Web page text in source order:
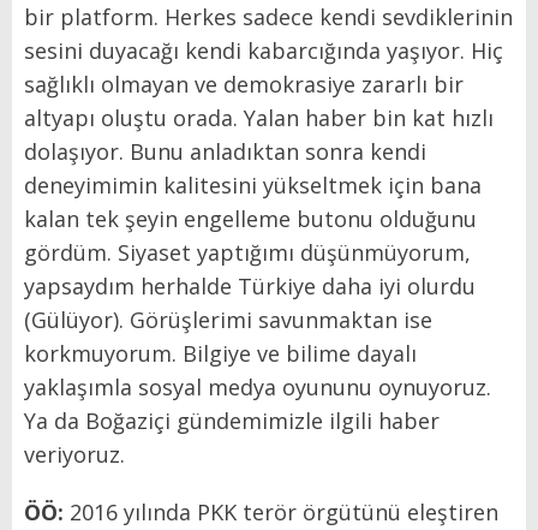
bir platform. Herkes sadece kendi sevdiklerinin
sesini duyacağı kendi kabarcığında yaşıyor. Hiç
sağlıklı olmayan ve demokrasiye zararlı bir
altyapı oluştu orada. Yalan haber bin kat hızlı
dolaşıyor. Bunu anladıktan sonra kendi
deneyimimin kalitesini yükseltmek için bana
kalan tek şeyin engelleme butonu olduğunu
gördüm. Siyaset yaptığımı düşünmüyorum,
yapsaydım herhalde Türkiye daha iyi olurdu
(Gülüyor). Görüşlerimi savunmaktan ise
korkmuyorum. Bilgiye ve bilime dayalı
yaklaşımla sosyal medya oyununu oynuyoruz.
Ya da Boğaziçi gündemimizle ilgili haber
veriyoruz.
ÖÖ: 2016 yılında PKK terör örgütünü eleştiren